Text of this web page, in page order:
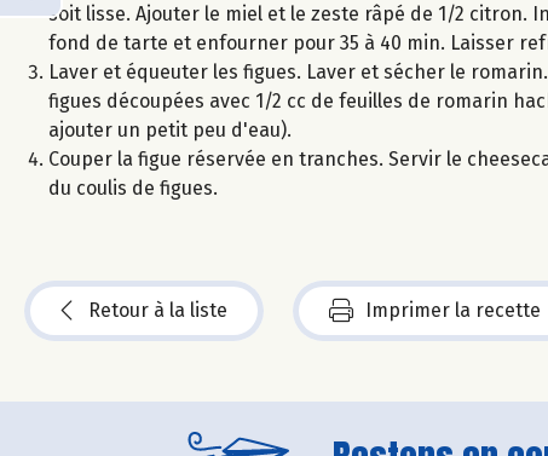
soit lisse. Ajouter le miel et le zeste râpé de 1/2
fond de tarte et enfourner pour 35 à 40 min. Laisser
Laver et équeuter les figues. Laver et sécher le
figues découpées avec 1/2 cc de feuilles de romarin
ajouter un petit peu d'eau).
Couper la figue réservée en tranches. Servir le
du coulis de figues.
Retour à la liste Imprimer la recette